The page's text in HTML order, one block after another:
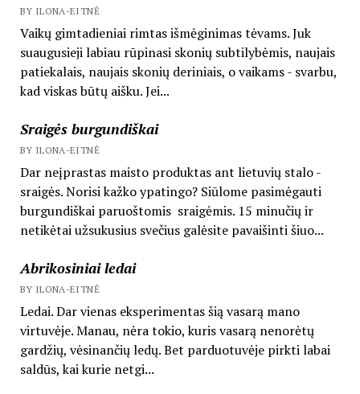
BY ILONA-EITNĖ
Vaikų gimtadieniai rimtas išmėginimas tėvams. Juk
suaugusieji labiau rūpinasi skonių subtilybėmis, naujais
patiekalais, naujais skonių deriniais, o vaikams - svarbu,
kad viskas būtų aišku. Jei...
Sraigės burgundiškai
BY ILONA-EITNĖ
Dar neįprastas maisto produktas ant lietuvių stalo -
sraigės. Norisi kažko ypatingo? Siūlome pasimėgauti
burgundiškai paruoštomis sraigėmis. 15 minučių ir
netikėtai užsukusius svečius galėsite pavaišinti šiuo...
Abrikosiniai ledai
BY ILONA-EITNĖ
Ledai. Dar vienas eksperimentas šią vasarą mano
virtuvėje. Manau, nėra tokio, kuris vasarą nenorėtų
gardžių, vėsinančių ledų. Bet parduotuvėje pirkti labai
saldūs, kai kurie netgi...